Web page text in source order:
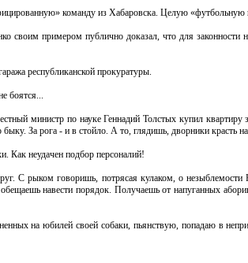
команду из Хабаровска. Целую «футбольную
своим примером публично доказал, что для законности
республиканской прокуратуры.
боятся...
министр по науке Геннадий Толстых купил квартиру
За рога - и в стойло. А то, глядишь, дворники красть
Как неудачен подбор персоналий!
С рыком говоришь, потрясая кулаком, о незыблемости
навести порядок. Получаешь от напуганных
на юбилей своей собаки, пьянствую, попадаю в